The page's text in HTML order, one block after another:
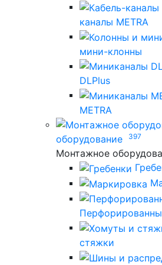
каналы METRA
мини-клонны
DLPlus
METRA
оборудование
397
Монтажное
стяжки